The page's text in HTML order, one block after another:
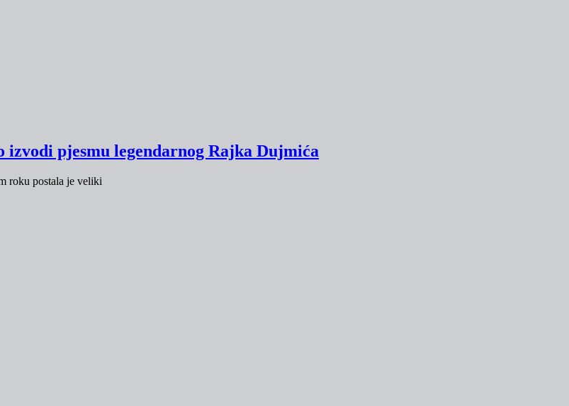
izvodi pjesmu legendarnog Rajka Dujmića
roku postala je veliki